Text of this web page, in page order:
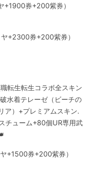
+1900券+200紫券）
+2300券+200紫券）
転生転生コラボ全スキン
水着テレーゼ（ビーチの
ア）+プレミアムスキン.
ューム+80個UR専用武
+1500券+200紫券）